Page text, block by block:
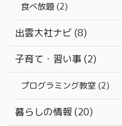
食べ放題 (2)
出雲大社ナビ (8)
子育て・習い事 (2)
プログラミング教室 (2)
暮らしの情報 (20)